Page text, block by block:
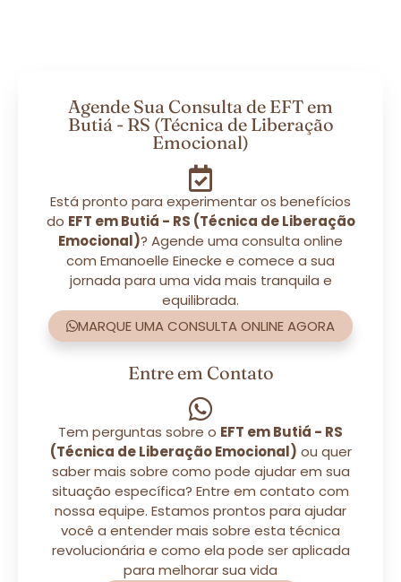
Agende Sua Consulta de EFT em
Butiá - RS (Técnica de Liberação
Emocional)
Está pronto para experimentar os benefícios
do EFT em Butiá - RS (Técnica de Liberação
Emocional)? Agende uma consulta online
com Emanoelle Einecke e comece a sua
jornada para uma vida mais tranquila e
equilibrada.
MARQUE UMA CONSULTA ONLINE AGORA
Entre em Contato
Tem perguntas sobre o EFT em Butiá - RS
(Técnica de Liberação Emocional) ou quer
saber mais sobre como pode ajudar em sua
situação específica? Entre em contato com
nossa equipe. Estamos prontos para ajudar
você a entender mais sobre esta técnica
revolucionária e como ela pode ser aplicada
para melhorar sua vida